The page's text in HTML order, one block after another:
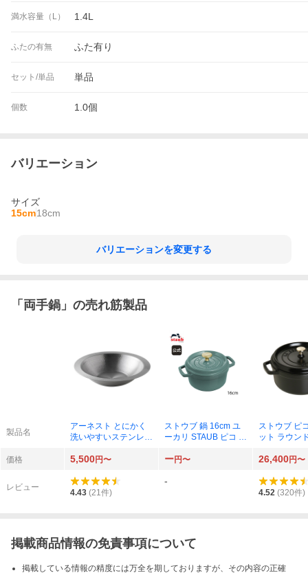
満水容量（L） 1.4L
ふたの有無 ふた有り
セット/単品 単品
個数 1.0個
バリエーション
サイズ
15cm18cm
バリエーションを変更する
「 両手鍋 」の売れ筋製品
製品名
アーネスト とにかく
洗いやすいステンレス
ストウブ 鍋 16cm ユ
ーカリ STAUB ピコ コ
ホーロー鍋 ih対応 保
品
ストウブ ピ
ット ラウン
41-0
価格 5,500円〜 ー円〜 26,400円〜
レビュー
4.43 (21 件)
-
4.52 (320件)
掲載商品情報の免責事項について
掲載している情報の精度には万全を期しておりますが、その内容の正確